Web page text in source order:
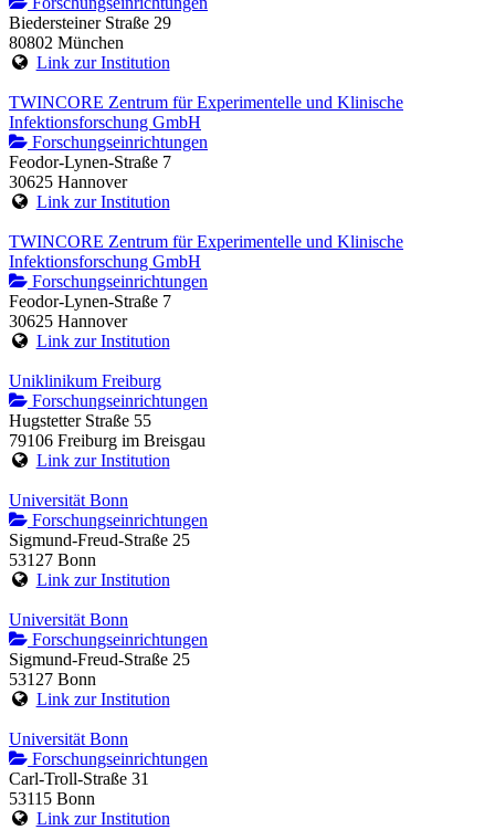
Biedersteiner Straße 29
80802 München
Link zur Institution
TWINCORE Zentrum für Experimentelle und Klinische
Infektionsforschung GmbH
Forschungseinrichtungen
Feodor-Lynen-Straße 7
30625 Hannover
Link zur Institution
TWINCORE Zentrum für Experimentelle und Klinische
Infektionsforschung GmbH
Forschungseinrichtungen
Feodor-Lynen-Straße 7
30625 Hannover
Link zur Institution
Uniklinikum Freiburg
Forschungseinrichtungen
Hugstetter Straße 55
79106 Freiburg im Breisgau
Link zur Institution
Universität Bonn
Forschungseinrichtungen
Sigmund-Freud-Straße 25
53127 Bonn
Link zur Institution
Universität Bonn
Forschungseinrichtungen
Sigmund-Freud-Straße 25
53127 Bonn
Link zur Institution
Universität Bonn
Forschungseinrichtungen
Carl-Troll-Straße 31
53115 Bonn
Link zur Institution